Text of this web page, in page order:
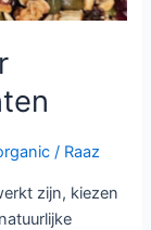
/ Raaz
zijn, kiezen